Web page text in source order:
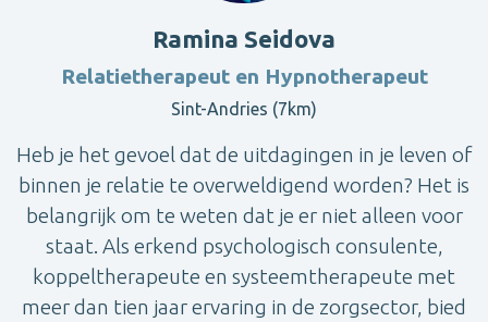
Ramina Seidova
Relatietherapeut en Hypnotherapeut
Sint-Andries (7km)
Heb je het gevoel dat de uitdagingen in je leven of
binnen je relatie te overweldigend worden? Het is
belangrijk om te weten dat je er niet alleen voor
staat. Als erkend psychologisch consulente,
koppeltherapeute en systeemtherapeute met
meer dan tien jaar ervaring in de zorgsector, bied